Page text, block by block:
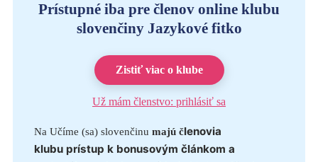
Prístupné iba pre členov online klubu
slovenčiny Jazykové fitko
Zistiť viac o klube
Už mám členstvo: prihlásiť sa
Na Učíme (sa) slovenčinu majú členovia
klubu prístup k bonusovým článkom a